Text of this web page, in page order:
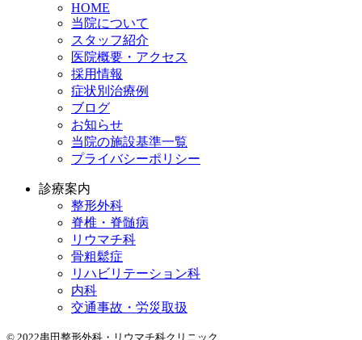
HOME
当院について
スタッフ紹介
医院概要・アクセス
採用情報
症状別治療例
ブログ
お知らせ
当院の施設基準一覧
プライバシーポリシー
診療案内
整形外科
脊椎・脊髄病
リウマチ科
骨粗鬆症
リハビリテーション科
内科
交通事故・労災取扱
© 2022串田整形外科・リウマチ科クリニック.